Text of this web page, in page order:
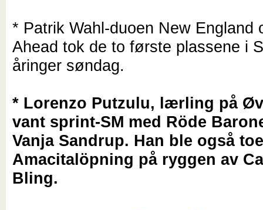
* Patrik Wahl-duoen New England
Ahead tok de to første plassene i
åringer søndag.
* Lorenzo Putzulu, lærling på
vant sprint-SM med Röde
Vanja Sandrup. Han ble også
Amacitalöpning på ryggen av
Bling.